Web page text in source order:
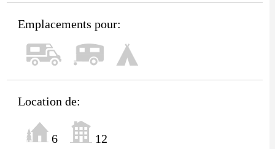
Emplacements pour:
Location de:
6 12